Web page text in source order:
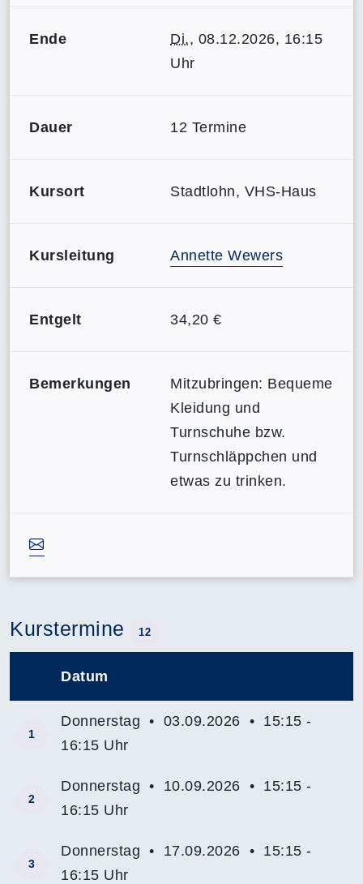
Ende Di., 08.12.2026, 16:15
Uhr
Dauer 12 Termine
Kursort Stadtlohn, VHS-Haus
Kursleitung Annette Wewers
Entgelt 34,20 €
Bemerkungen
Mitzubringen: Bequeme
Kleidung und
Turnschuhe bzw.
Turnschläppchen und
etwas zu trinken.
Kurstermine 12
Datum
1
Donnerstag • 03.09.2026 • 15:15 -
16:15 Uhr
2
Donnerstag • 10.09.2026 • 15:15 -
16:15 Uhr
3
Donnerstag • 17.09.2026 • 15:15 -
16:15 Uhr